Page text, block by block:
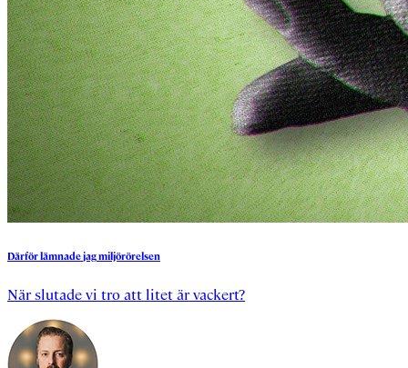
Därförlämnadejagmiljörörelsen
När slutade vi tro att litet är vackert?